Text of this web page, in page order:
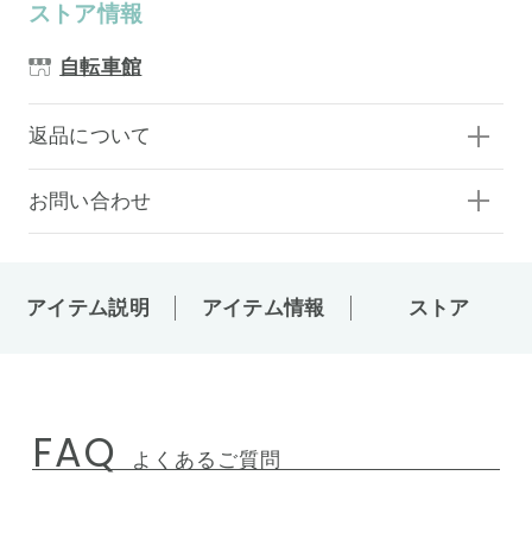
ストア情報
自転車館
返品について
お問い合わせ
アイテム説明 アイテム情報 ストア
FAQ よくあるご質問